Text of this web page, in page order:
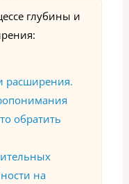
глубины и
расширения.
обратить
на